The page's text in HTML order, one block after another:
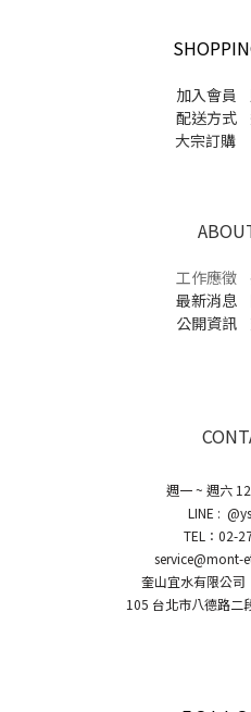
加入會員
配送方式
大宗訂購
工作應徵
最新消息
公開資訊
週一 ~ 週六
LINE :
TEL：02-
service@mont-
奎山宜水有限公
105 台北市八德路二